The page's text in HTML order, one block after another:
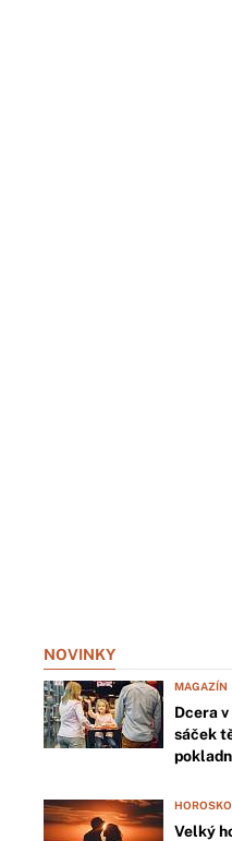
NOVINKY
MAGAZÍN
Dcera
sáček
Velký